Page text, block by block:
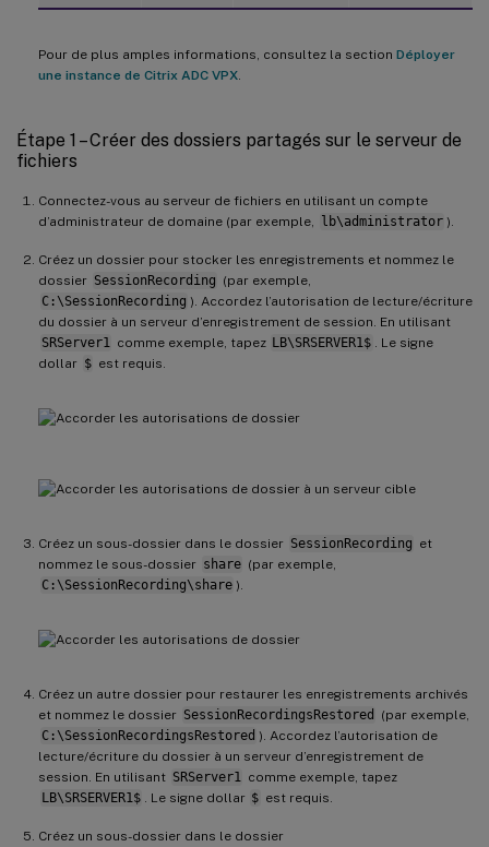
Pour de plus amples informations, consultez la section Déployer
une instance de Citrix ADC VPX
Étape 1 – Créer des dossiers partagés sur le serveur de
fichiers
Connectez-vous au serveur de fichiers en utilisant un compte
d’administrateur de domaine (par exemple,
lb\administrator ).
Créez un dossier pour stocker les enregistrements et nommez le
dossier SessionRecording (par exemple,
C:\SessionRecording ). Accordez l’autorisation de lecture/écriture
du dossier à un serveur d’enregistrement de session. En utilisant
SRServer1
comme exemple, tapez LB\SRSERVER1$
. Le signe
dollar $ est requis.
Créez un sous-dossier dans le dossier SessionRecording et
nommez le sous-dossier share (par exemple,
C:\SessionRecording\share ).
Créez un autre dossier pour restaurer les enregistrements archivés
et nommez le dossier SessionRecordingsRestored
(par exemple,
C:\SessionRecordingsRestored ). Accordez l’autorisation de
lecture/écriture du dossier à un serveur d’enregistrement de
session. En utilisant SRServer1
comme exemple, tapez
LB\SRSERVER1$
. Le signe dollar $ est requis.
Créez un sous-dossier dans le dossier